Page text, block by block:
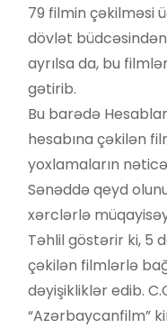
79 filmin çəkilməsi
dövlət
ayrılsa da, bu
gətirib.
Bu barədə
hesabına çəkilən
yoxlamaların
Sənəddə qeyd
xərclərlə
Təhlil göstərir ki, 5
çəkilən filmlərlə
dəyişikliklər edib.
“Azərbaycanfilm”